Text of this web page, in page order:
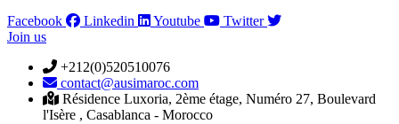
Facebook
Linkedin Youtube
Twitter
Join us
+212(0)520510076
contact@ausimaroc.com
Résidence Luxoria, 2ème étage, Numéro 27, Boulevard
l'Isère , Casablanca - Morocco